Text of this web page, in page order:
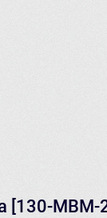
[130-MBM-